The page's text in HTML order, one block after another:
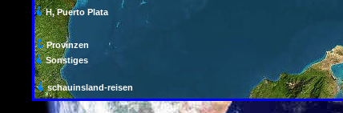
Sonstiges
Provinzen
H, Puerto Plata
schauinsland-reisen